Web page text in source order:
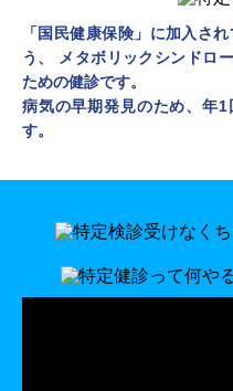
「国民健康保険」に加入さ
う、
メタボリックシンドロ
ための健診です。
病気の早期発見のため、年
す。